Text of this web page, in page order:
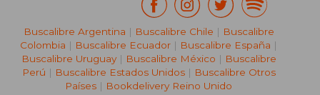
Buscalibre Argentina | Buscalibre Chile | Buscalibre
Colombia | Buscalibre Ecuador | Buscalibre España |
Buscalibre Uruguay| Buscalibre México | Buscalibre
Perú | Buscalibre Estados Unidos| Buscalibre Otros
Países | Bookdelivery Reino Unido